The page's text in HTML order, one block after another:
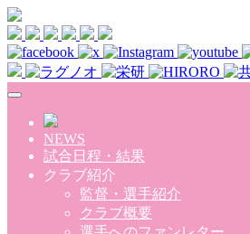
Skip to main content
NEWS
試合日程・結果
クラブ紹介
監督・選手紹介
クラブ概要